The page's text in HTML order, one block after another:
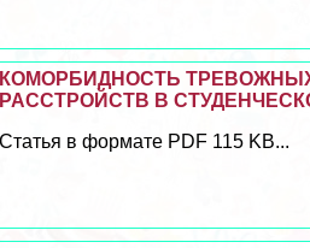
КОМОРБИДНОСТЬ
РАССТРОЙСТВ В
Статья в формате PDF 115 KB...